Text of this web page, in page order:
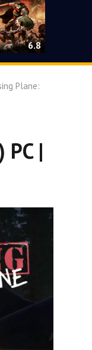
6.8
Plane:
|